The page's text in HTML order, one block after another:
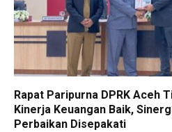
Rapat Paripurna DPRK Aceh
Kinerja Keuangan Baik,
Perbaikan Disepakati